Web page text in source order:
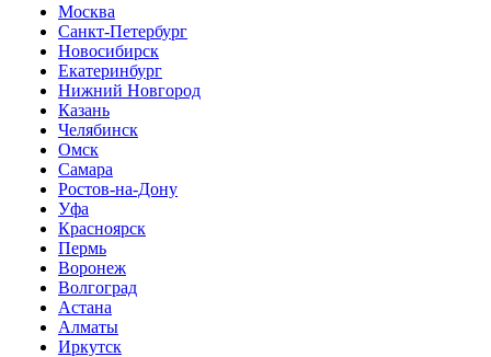
Москва
Санкт-Петербург
Новосибирск
Екатеринбург
Нижний Новгород
Казань
Челябинск
Омск
Самара
Ростов-на-Дону
Уфа
Красноярск
Пермь
Воронеж
Волгоград
Астана
Алматы
Иркутск